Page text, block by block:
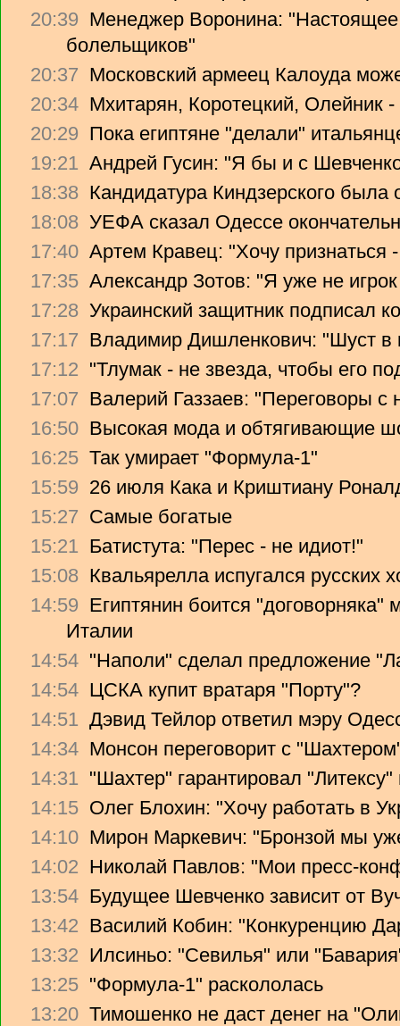
20:39 Менеджер Воронина: "Настоящее
болельщиков"
20:37 Московский армеец Калоуда
20:34 Мхитарян, Коротецкий, Олейник -
20:29 Пока египтяне "делали"
19:21 Андрей Гусин: "Я бы и с
18:38 Кандидатура Киндзерского была
18:08 УЕФА сказал Одессе
17:40 Артем Кравец: "Хочу признаться
17:35 Александр Зотов: "Я уже не
17:28 Украинский защитник подписал
17:17 Владимир Дишленкович: "Шуст в
17:12 "Тлумак - не звезда, чтобы его
17:07 Валерий Газзаев: "Переговоры с
16:50 Высокая мода и обтягивающие
16:25 Так умирает "Формула-1"
15:59 26 июля Кака и Криштиану
15:27 Самые богатые
15:21 Батистута: "Перес - не идиот!"
15:08 Квальярелла испугался русских
14:59 Египтянин боится
Италии
14:54 "Наполи" сделал предложение
14:54 ЦСКА купит вратаря "Порту"?
14:51 Дэвид Тейлор ответил мэру
14:34 Монсон переговорит с
14:31 "Шахтер" гарантировал
14:15 Олег Блохин: "Хочу работать в
14:10 Мирон Маркевич: "Бронзой мы
14:02 Николай Павлов: "Мои пресс-
13:54 Будущее Шевченко зависит от
13:42 Василий Кобин: "Конкуренцию
13:32 Илсиньо: "Севилья" или
13:25 "Формула-1" раскололась
13:20 Тимошенко не даст денег на